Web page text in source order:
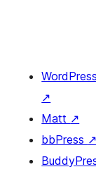
↗
Matt ↗
bbPress ↗